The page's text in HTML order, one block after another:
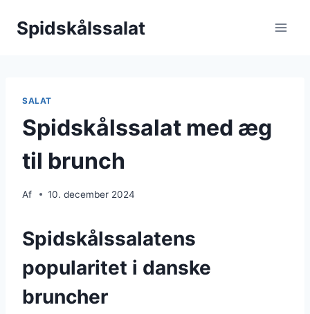
Spidskålssalat
SALAT
Spidskålssalat med æg
til brunch
Af 10. december 2024
Spidskålssalatens
popularitet i danske
bruncher